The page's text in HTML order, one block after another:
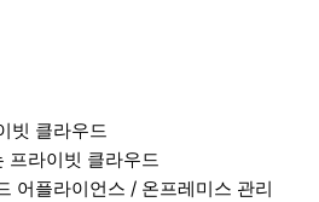
빗 클라우드
프라이빗 클라우드
어플라이언스 / 온프레미스 관리